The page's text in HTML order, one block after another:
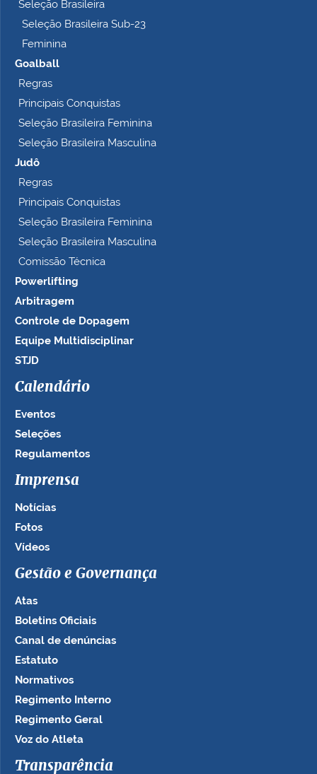
Seleção Brasileira
Seleção Brasileira Sub-23
Feminina
Goalball
Regras
Principais Conquistas
Seleção Brasileira Feminina
Seleção Brasileira Masculina
Judô
Regras
Principais Conquistas
Seleção Brasileira Feminina
Seleção Brasileira Masculina
Comissão Técnica
Powerlifting
Arbitragem
Controle de Dopagem
Equipe Multidisciplinar
STJD
Calendário
Eventos
Seleções
Regulamentos
Imprensa
Notícias
Fotos
Vídeos
Gestão e Governança
Atas
Boletins Oficiais
Canal de denúncias
Estatuto
Normativos
Regimento Interno
Regimento Geral
Voz do Atleta
Transparência